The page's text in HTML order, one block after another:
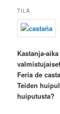
TILA
Kastanja-aika
Feria de
Teiden
huiputusta?